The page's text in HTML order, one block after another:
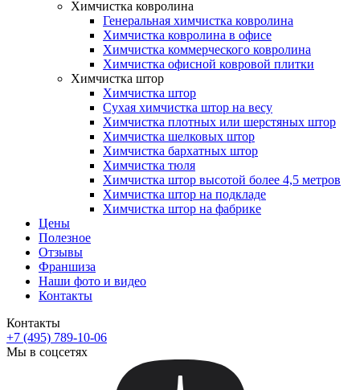
Химчистка ковролина
Генеральная химчистка ковролина
Химчистка ковролина в офисе
Химчистка коммерческого ковролина
Химчистка офисной ковровой плитки
Химчистка штор
Химчистка штор
Сухая химчистка штор на весу
Химчистка плотных или шерстяных штор
Химчистка шелковых штор
Химчистка бархатных штор
Химчистка тюля
Химчистка штор высотой более 4,5 метров
Химчистка штор на подкладе
Химчистка штор на фабрике
Цены
Полезное
Отзывы
Франшиза
Наши фото и видео
Контакты
Контакты
+7 (495) 789-10-06
Мы в соцсетях